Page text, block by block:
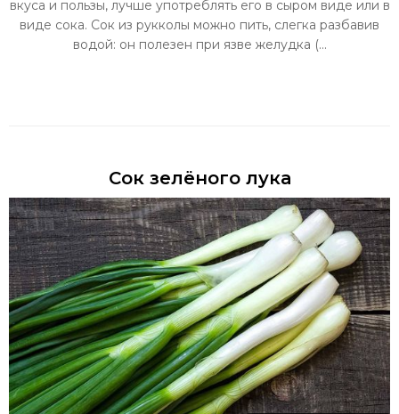
вкуса и пользы, лучше употреблять его в сыром виде или в
виде сока. Сок из рукколы можно пить, слегка разбавив
водой: он полезен при язве желудка (...
Сок зелёного лука